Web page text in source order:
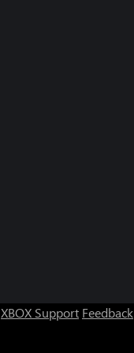
XBOX Support Feedback